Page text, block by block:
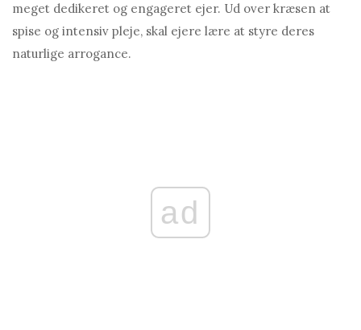
meget dedikeret og engageret ejer. Ud over kræsen at
spise og intensiv pleje, skal ejere lære at styre deres
naturlige arrogance.
ad